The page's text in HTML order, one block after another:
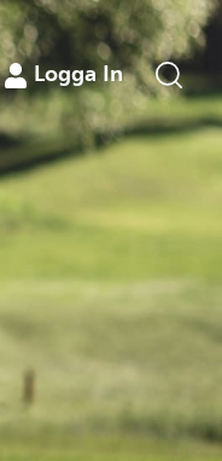
Logga In